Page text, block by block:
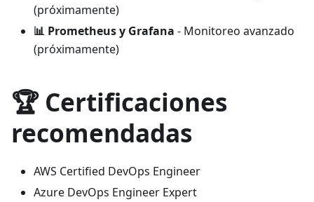
(próximamente)
📊 Prometheus y Grafana - Monitoreo avanzado
(próximamente)
🏆 Certificaciones
recomendadas
AWS Certified DevOps Engineer
Azure DevOps Engineer Expert